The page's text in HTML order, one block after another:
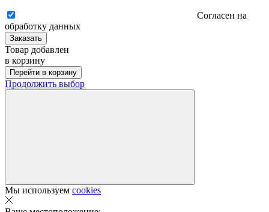
Согласен на
обработку данных
Заказать
Товар добавлен
в корзину
Перейти в корзину
Продолжить выбор
Мы используем cookies